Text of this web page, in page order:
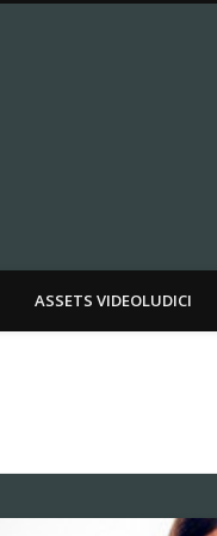
ASSETS VIDEOLUDICI